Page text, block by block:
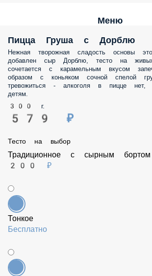
Меню
Пицца Груша с Дорблю
Нежная творожная сладость основы этой
сыр Дорблю, тесто на живых дрожжах,
карамельным вкусом запеченной особым
сочной спелой груши. Но не стоит
она подойдёт даже детям.
300 г.
579 ₽
Традиционное с сырным бортом
200 ₽
Бесплатно